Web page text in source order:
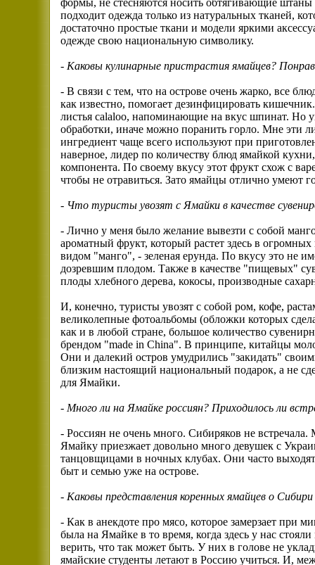
формы, не стесняются носить обтягивающие
подходит одежда только из натуральных тканей,
достаточно простые ткани и модели яркими
одежде свою национальную символику.
- Каковы кулинарные пристрастия ямайцев?
- В связи с тем, что на острове очень жарко, все
как известно, помогает дезинфицировать
листья calaloo, напоминающие на вкус шпинат. Но
обработки, иначе можно поранить горло. Мне эти
ингредиент чаще всего используют при
наверное, лидер по количеству блюд ямайкой
компонента. По своему вкусу этот фрукт схож с
чтобы не отравиться. Зато ямайцы отлично умеют
- Что туристы увозят с Ямайки в качестве
- Лично у меня было желание вывезти с собой
ароматный фрукт, который растет здесь в
видом "манго", - зеленая ерунда. По вкусу это не
дозревшим плодом. Также в качестве "пищевых"
плоды хлебного дерева, кокосы, производные
И, конечно, туристы увозят с собой ром, кофе,
великолепные фотоальбомы (обложки которых
как и в любой стране, большое количество
брендом "made in China". В принципе, китайцы
Они и далекий остров умудрились "закидать"
близким настоящий национальный подарок, а не
для Ямайки.
- Много ли на Ямайке россиян? Приходилось ли
- Россиян не очень много. Сибиряков не
Ямайку приезжает довольно много девушек с
танцовщицами в ночных клубах. Они часто
быт и семью уже на острове.
- Каковы представления коренных ямайцев о
- Как в анекдоте про мясо, которое замерзает при
была на Ямайке в то время, когда здесь у нас
верить, что так может быть. У них в голове не
ямайские студенты летают в Россию учиться. И,